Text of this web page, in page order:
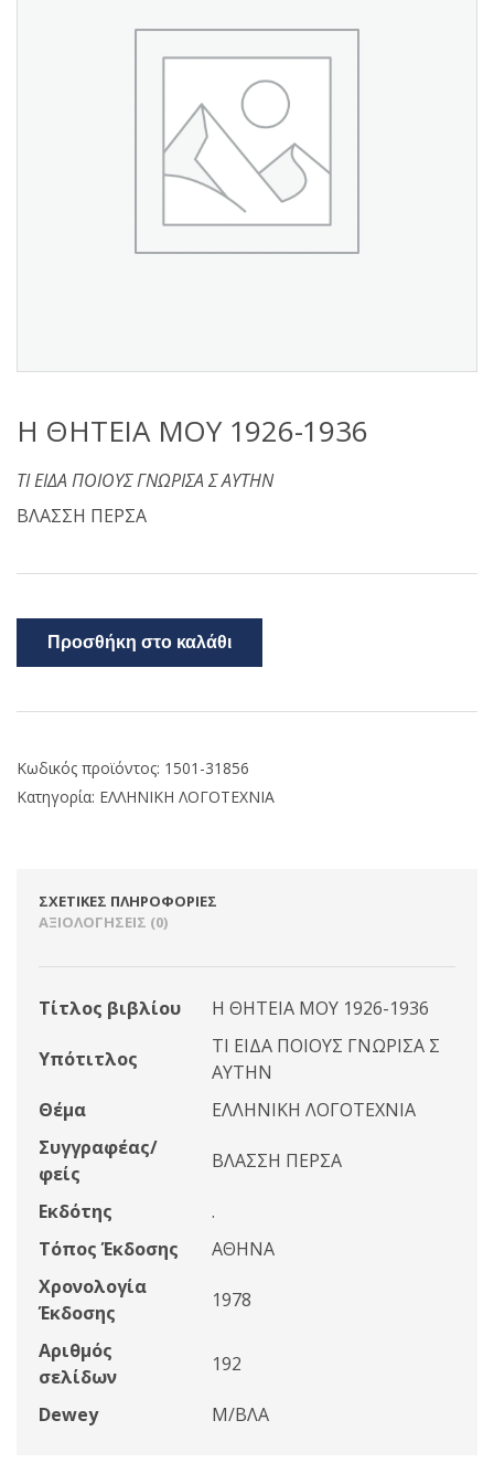
Η ΘΗΤΕΙΑ ΜΟΥ 1926-1936
ΤΙ ΕΙΔΑ ΠΟΙΟΥΣ ΓΝΩΡΙΣΑ Σ ΑΥΤΗΝ
ΒΛΑΣΣΗ ΠΕΡΣΑ
Προσθήκη στο καλάθι
Κωδικός προϊόντος: 1501-31856
Κατηγορία: ΕΛΛΗΝΙΚΗ ΛΟΓΟΤΕΧΝΙΑ
ΣΧΕΤΙΚΈΣ ΠΛΗΡΟΦΟΡΊΕΣ
ΑΞΙΟΛΟΓΉΣΕΙΣ (0)
Τίτλος βιβλίου Η ΘΗΤΕΙΑ ΜΟΥ 1926-1936
Υπότιτλος
ΤΙ ΕΙΔΑ ΠΟΙΟΥΣ ΓΝΩΡΙΣΑ Σ
ΑΥΤΗΝ
Θέμα
ΕΛΛΗΝΙΚΗ ΛΟΓΟΤΕΧΝΙΑ
Συγγραφέας/
φείς
ΒΛΑΣΣΗ ΠΕΡΣΑ
Εκδότης
.
Τόπος Έκδοσης
ΑΘΗΝΑ
Χρονολογία
Έκδοσης
1978
Αριθμός
σελίδων
192
Dewey Μ/ΒΛΑ